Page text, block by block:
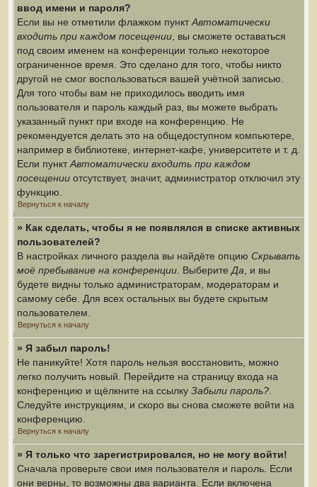
ввод имени и пароля?
Если вы не отметили флажком пунктАвтоматически
входить при каждом посещении , вы сможете оставаться
под своим именем на конференции только некоторое
ограниченное время. Это сделано для того, чтобы никто
другой не смог воспользоваться вашей учётной записью.
Для того чтобы вам не приходилось вводить имя
пользователя и пароль каждый раз, вы можете выбрать
указанный пункт при входе на конференцию. Не
рекомендуется делать это на общедоступном компьютере,
например в библиотеке, интернет-кафе, университете и т. д.
Если пунктАвтоматически входить при каждом
посещении отсутствует, значит, администратор отключил эту
функцию.
Вернуться к началу
» Как сделать, чтобы я не появлялся в списке активных
пользователей?
В настройках личного раздела вы найдёте опцию Скрывать
моё пребывание на конференции . Выберите Да , и вы
будете видны только администраторам, модераторам и
самому себе. Для всех остальных вы будете скрытым
пользователем.
Вернуться к началу
» Я забыл пароль!
Не паникуйте! Хотя пароль нельзя восстановить, можно
легко получить новый. Перейдите на страницу входа на
конференцию и щёлкните на ссылку Забыли пароль?
Следуйте инструкциям, и скоро вы снова сможете войти на
конференцию.
Вернуться к началу
» Я только что зарегистрировался, но не могу войти!
Сначала проверьте свои имя пользователя и пароль. Если
они верны, то возможны два варианта. Если включена